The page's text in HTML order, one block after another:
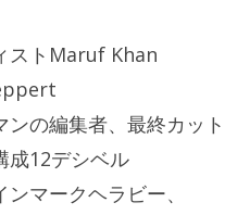
ストMaruf Khan
ンの編集者、最終カット
成12デシベル
マークヘラビー、